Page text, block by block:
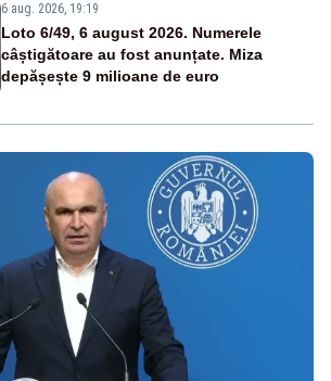
6 aug. 2026, 19:19
Loto 6/49, 6 august 2026. Numerele
câștigătoare au fost anunțate. Miza
depășește 9 milioane de euro